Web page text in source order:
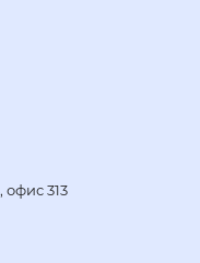
офис 313